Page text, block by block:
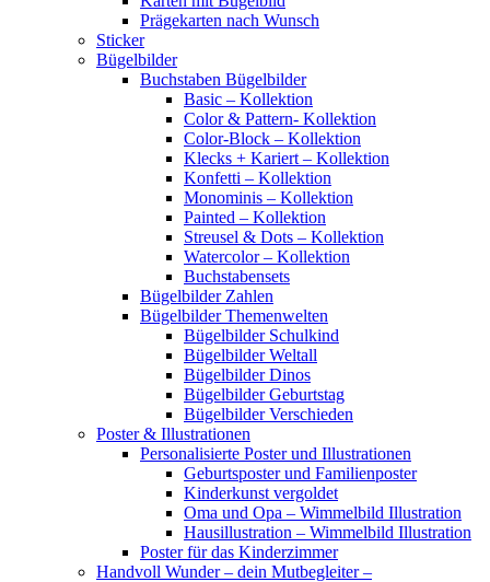
Prägekarten nach Wunsch
Sticker
Bügelbilder
Buchstaben Bügelbilder
Basic – Kollektion
Color & Pattern- Kollektion
Color-Block – Kollektion
Klecks + Kariert – Kollektion
Konfetti – Kollektion
Monominis – Kollektion
Painted – Kollektion
Streusel & Dots – Kollektion
Watercolor – Kollektion
Buchstabensets
Bügelbilder Zahlen
Bügelbilder Themenwelten
Bügelbilder Schulkind
Bügelbilder Weltall
Bügelbilder Dinos
Bügelbilder Geburtstag
Bügelbilder Verschieden
Poster & Illustrationen
Personalisierte Poster und Illustrationen
Geburtsposter und Familienposter
Kinderkunst vergoldet
Oma und Opa – Wimmelbild Illustration
Hausillustration – Wimmelbild Illustration
Poster für das Kinderzimmer
Handvoll Wunder – dein Mutbegleiter –